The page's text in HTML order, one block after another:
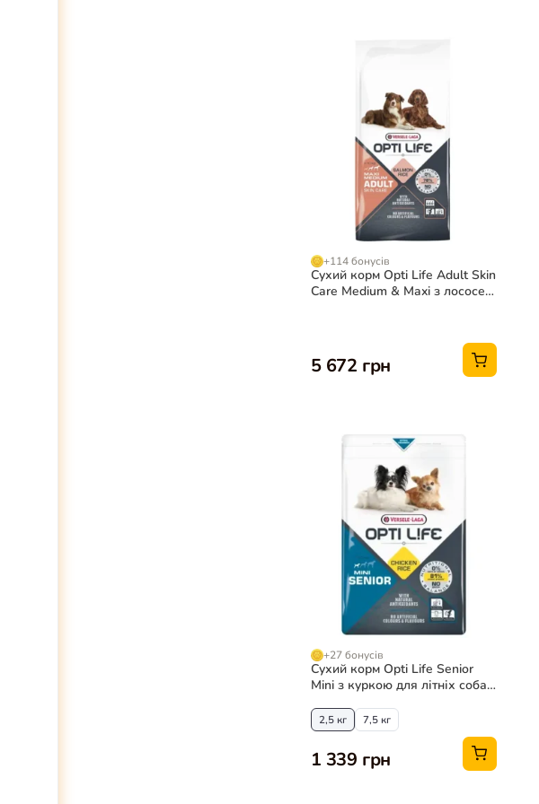
+114 бонусів
Сухий корм Opti Life Adult Skin
Care Medium & Maxi з лососем
5 672 грн
+27 бонусів
Сухий корм Opti Life Senior
Mini з куркою для літніх собак
2,5 кг 7,5 кг
1 339 грн